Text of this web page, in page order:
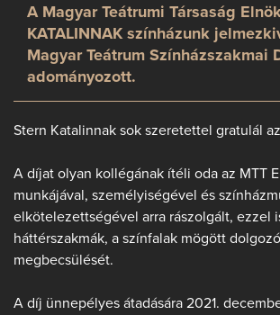
A Magyar Teátrumi Társaság
KATALINNAK színházunk
Magyar Teátrum Színházszakmai
adományozott.
Stern Katalinnak sok szeretettel gratulál
A díjat olyan kollégának ítéli oda az MTT
munkájával, személyiségével és
elkötelezettségével arra rászolgált, ezzel
háttérszakmák, a színfalak mögött
megbecsülését.
A díj ünnepélyes átadására 2021.